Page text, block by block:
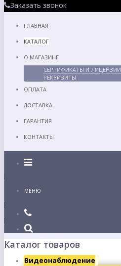
Заказать звонок
ГЛАВНАЯ
КАТАЛОГ
О МАГАЗИНЕ
СЕРТИФИКАТЫ И ЛИЦЕНЗИИ
РЕКВИЗИТЫ
ОПЛАТА
ДОСТАВКА
ГАРАНТИЯ
КОНТАКТЫ
Каталог
МЕНЮ
Каталог товаров
Видеонаблюдение